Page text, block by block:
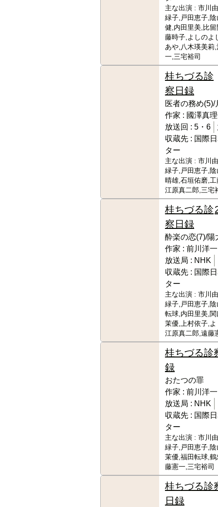
主な出演 : 市川
緑子,戸田恵子,
健,内田里美,比
藤時子,よしのよ
あや,八木瑛美莉
一,三宅裕司
桂ちづる診
察日録
医者の務め(5)/
作家 : 國澤真
放送回 : 5・6
収蔵先 : 国際
ター
主な出演 : 市川
緑子,戸田恵子,
晴雄,石垣佑磨,
江原真二郎,三宅
桂ちづる診
察日録
酔楽の恋(7)/陽
作家 : 前川洋一
放送局 : NHK
収蔵先 : 国際
ター
主な出演 : 市川
緑子,戸田恵子,
転球,内田里美,
茉優,上村依子,
江原真二郎,遠藤
桂ちづる診
録
おたつの罪
作家 : 前川洋一
放送局 : NHK
収蔵先 : 国際
ター
主な出演 : 市川
緑子,戸田恵子,
茉優,福田転球,
藤憲一,三宅裕司
桂ちづる診
日録